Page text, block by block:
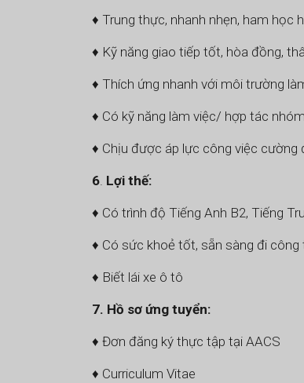
♦ Trung thực, nhanh nhẹn, ham học
♦ Kỹ năng giao tiếp tốt, hòa đồng,
♦ Thích ứng nhanh với môi trường
♦ Có kỹ năng làm việc/ hợp tác nhóm
♦ Chịu được áp lực công việc cường
6. Lợi thế:
♦ Có trình độ Tiếng Anh B2, Tiếng
♦ Có sức khoẻ tốt, sẵn sàng đi công
♦ Biết lái xe ô tô
7. Hồ sơ ứng tuyển:
♦ Đơn đăng ký thực tập tại AACS
♦ Curriculum Vitae